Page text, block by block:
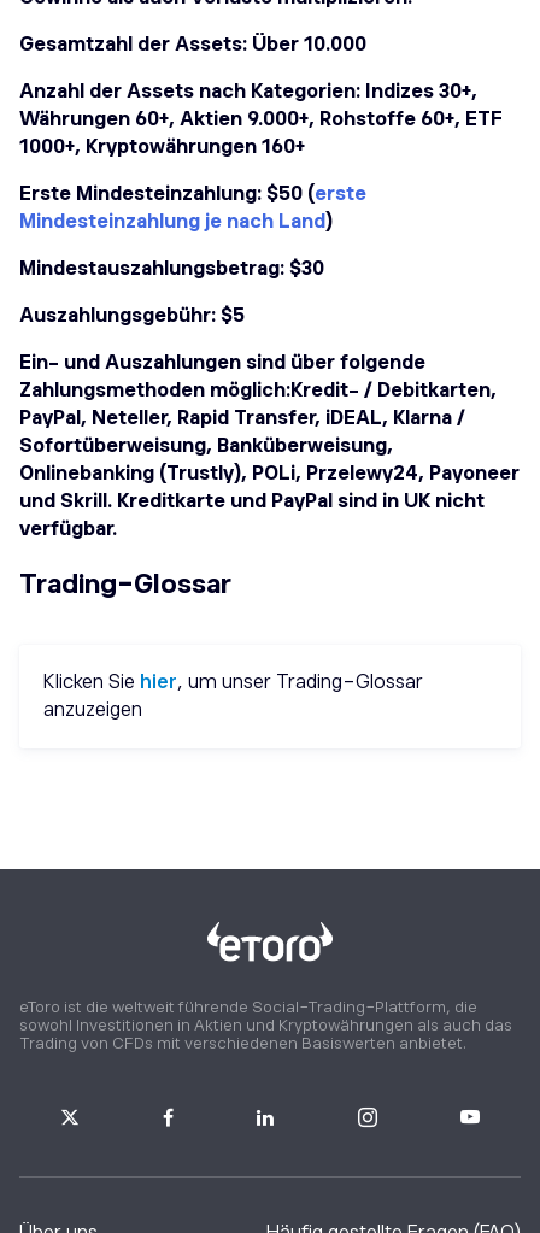
Gesamtzahl der Assets: Über 10.000
Anzahl der Assets nach Kategorien: Indizes 30+,
Währungen 60+, Aktien 9.000+, Rohstoffe 60+, ETF
1000+, Kryptowährungen 160+
Erste Mindesteinzahlung: $50 (erste
Mindesteinzahlung je nach Land )
Mindestauszahlungsbetrag: $30
Auszahlungsgebühr: $5
Ein- und Auszahlungen sind über folgende
Zahlungsmethoden möglich:Kredit- / Debitkarten,
PayPal, Neteller, Rapid Transfer, iDEAL, Klarna /
Sofortüberweisung, Banküberweisung,
Onlinebanking (Trustly), POLi, Przelewy24, Payoneer
und Skrill. Kreditkarte und PayPal sind in UK nicht
verfügbar.
Trading-Glossar
Klicken Sie hier, um unser Trading-Glossar
anzuzeigen
eToro ist die weltweit führende Social-Trading-Plattform, die
sowohl Investitionen in Aktien und Kryptowährungen als auch das
Trading von CFDs mit verschiedenen Basiswerten anbietet.